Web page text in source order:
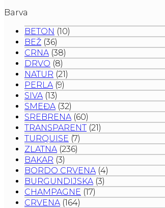
Barva
BETON (10)
BEŽ (36)
CRNA (38)
DRVO (8)
NATUR (21)
PERLA (9)
SIVA (13)
SMEĐA (32)
SREBRENA (60)
TRANSPARENT (21)
TURQUISE (7)
ZLATNA (236)
BAKAR (3)
BORDO CRVENA (4)
BURGUNDIJSKA (3)
CHAMPAGNE (17)
CRVENA (164)